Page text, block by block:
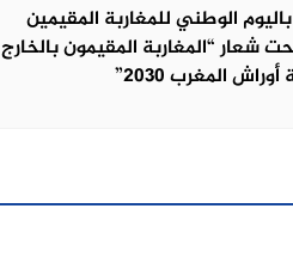
الوطني للمغاربة المقيمين
شعار “المغاربة المقيمون بالخارج
المغرب 2030”